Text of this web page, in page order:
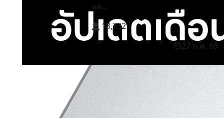
แล...
13,332
27 ก.ค. 69